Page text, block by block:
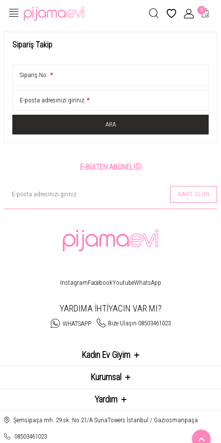
0
Sipariş Takip
Sipariş No: *
E-posta adresinizi giriniz *
ARA
E-BÜLTEN ABONELIĞI
KAYIT OLUN
InstagramFacebookYoutubeWhatsApp
YARDIMA İHTİYACIN VAR MI?
WHATSAPP Bize Ulaşın 08503461023
Kadın Ev Giyim
Kurumsal
Yardım
Şemsipaşa mh. 29.sk. No:21/A SunaTowers İstanbul / Gaziosmanpaşa
08503461023